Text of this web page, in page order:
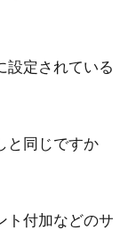
設定されている
と同じですか
ト付加などのサ